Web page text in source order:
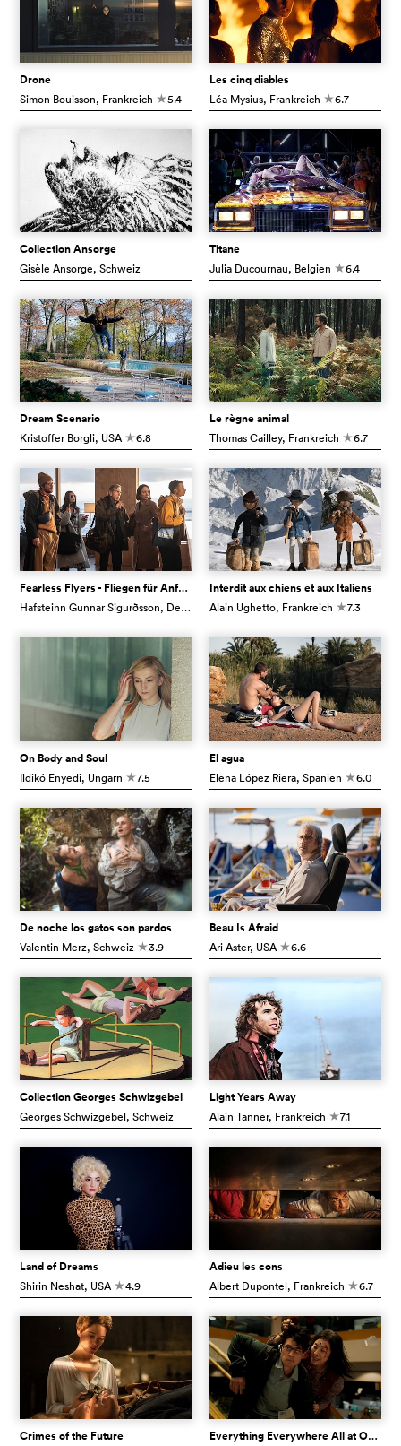
Drone
Simon Bouisson, Frankreich c5.4
Les cinq diables
Léa Mysius, Frankreich c6.7
Collection Ansorge
Gisèle Ansorge, Schweiz
Titane
Julia Ducournau, Belgien c6.4
Dream Scenario
Kristoffer Borgli, USA c6.8
Le règne animal
Thomas Cailley, Frankreich c6.7
Fearless Flyers - Fliegen für Anfänger
Hafsteinn Gunnar Sigurðsson, Deutschland c5.4
Interdit aux chiens et aux Italiens
Alain Ughetto, Frankreich c7.3
On Body and Soul
Ildikó Enyedi, Ungarn c7.5
El agua
Elena López Riera, Spanien c6.0
De noche los gatos son pardos
Valentin Merz, Schweiz c3.9
Beau Is Afraid
Ari Aster, USA c6.6
Collection Georges Schwizgebel
Georges Schwizgebel, Schweiz
Light Years Away
Alain Tanner, Frankreich c7.1
Land of Dreams
Shirin Neshat, USA c4.9
Adieu les cons
Albert Dupontel, Frankreich c6.7
Crimes of the Future Everything Everywhere All at Once